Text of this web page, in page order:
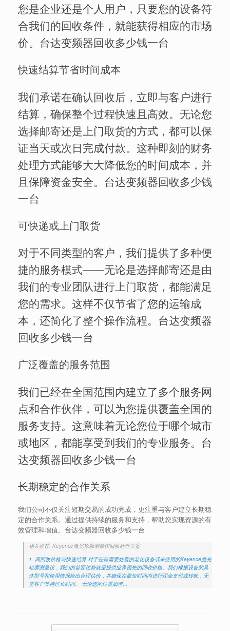
您是企业还是个人用户，只要您的设备符
合我们的回收条件，就能获得相应的市场
价。台达变频器回收多少钱一台
快速结算节省时间成本
我们承诺在确认回收后，立即与客户进行
结算，确保整个过程快速且高效。无论您
选择邮寄还是上门取货的方式，都可以保
证当天或次日完成付款。这种即刻的财务
处理方式能够大大降低您的时间成本，并
且保障资金安全。台达变频器回收多少钱
一台
可快递或上门取货
对于不同类型的客户，我们提供了多种便
捷的服务模式——无论是选择邮寄还是由
我们的专业团队进行上门取货，都能满足
您的需求。这样不仅节省了您的运输成
本，还简化了整个操作流程。台达变频器
回收多少钱一台
广泛覆盖的服务范围
我们已经在全国范围内建立了多个服务网
点和合作伙伴，可以为您提供覆盖全国的
服务支持。这意味着无论您位于哪个城市
或地区，都能享受到我们的专业服务。台
达变频器回收多少钱一台
长期稳定的合作关系
我们公司不仅关注短期交易的成功完成，更注重与客户建立长期稳
定的合作关系。通过提供持续的服务和支持，帮助您实现资源的有
效管理和增值。台达变频器回收多少钱一台
相关推荐: Keyence激光轮廓测量仪回收处理方案
1. 高回收价格与快速结算 对于任何需要处置的老化设备或未使用的Keyence激光
轮廓测量仪，我们的首要优势就是提供业界领先的回收价格。我们根据设备的具
体型号和使用情况给出合理估价，并确保在最短时间内进行现金支付或转账，无
需客户等待过长时间。 无论您的位置如何…